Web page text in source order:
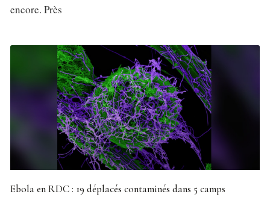
encore. Près
Ebola en RDC : 19 déplacés contaminés dans 5 camps